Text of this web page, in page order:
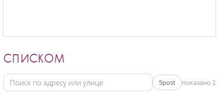
СПИСКОМ
5post показано 2